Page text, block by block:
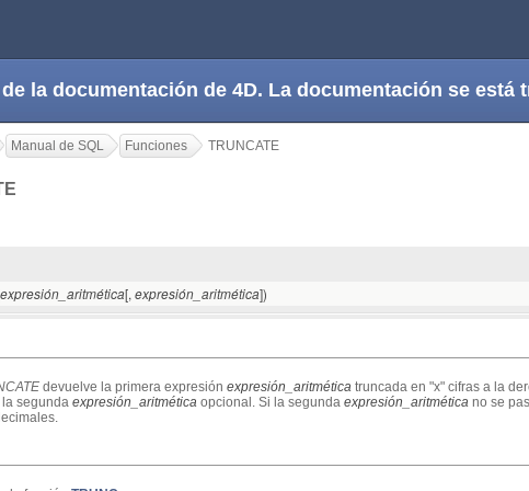
la documentación de 4D. La documentación se está
Manual de SQL Funciones TRUNCATE
expresión_aritmética[, expresión_aritmética])
devuelve la primera expresión expresión_aritmética truncada en "x" cifras a la
segunda expresión_aritmética opcional. Si la segunda expresión_aritmética no se